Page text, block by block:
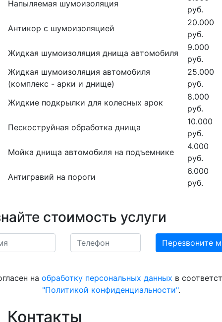
Напыляемая шумоизоляция
руб.
Антикор с шумоизоляцией
20.000
руб.
Жидкая шумоизоляция днища автомобиля
9.000
руб.
Жидкая шумоизоляция автомобиля
(комплекс - арки и днище)
25.000
руб.
Жидкие подкрылки для колесных арок
8.000
руб.
Пескоструйная обработка днища
10.000
руб.
Мойка днища автомобиля на подъемнике
4.000
руб.
Антигравий на пороги
6.000
руб.
стоимость услуги
на обработку персональных данных в
"Политикой конфиденциальности".
Контакты